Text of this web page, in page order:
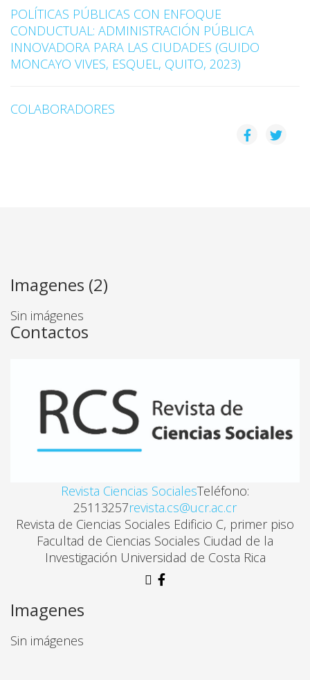
POLÍTICAS PÚBLICAS CON ENFOQUE
CONDUCTUAL: ADMINISTRACIÓN PÚBLICA
INNOVADORA PARA LAS CIUDADES (GUIDO
MONCAYO VIVES, ESQUEL, QUITO, 2023)
COLABORADORES
Imagenes (2)
Sin imágenes
Contactos
Revista Ciencias SocialesTeléfono:
25113257revista.cs@ucr.ac.cr
Revista de Ciencias Sociales Edificio C, primer piso
Facultad de Ciencias Sociales Ciudad de la
Investigación Universidad de Costa Rica
Imagenes
Sin imágenes